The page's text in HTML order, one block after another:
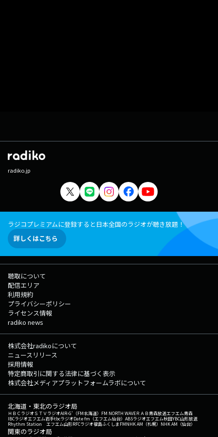
radiko.jp
ラジコプレミアムに登録すると日本全国のラジオが聴き放題！
詳しくはこちら
聴取について
配信エリア
利用規約
プライバシーポリシー
ライセンス情報
radiko news
株式会社radikoについて
ニュースリリース
採用情報
特定商取引に関する法律に基づく表示
株式会社メディアプラットフォームラボについて
北海道・東北のラジオ局
ＨＢＣラジオＳＴＶラジオAIR-G'（FM北海道） FM NORTH WAVEＲＡＢ青森放送エフエム青森
IBCラジオエフエム岩手tbcラジオDate fm（エフエム仙台） ABSラジオエフエム秋田YBC山形放送
Rhythm Station エフエム山形RFCラジオ福島ふくしまFMNHK AM（札幌） NHK AM（仙台）
関東のラジオ局